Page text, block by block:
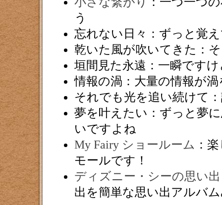
う
忘れない日々：ずっと覚
乾いた風が吹いてきた：
垣間見た永遠：一瞬です
情報の渦：大量の情報が
それでも光を追い続けて
夢を叶えたい：ずっと夢
いですよね
My Fairy ショールーム ：
モールです！
ディズニー・シーの思い出
出を簡単な思い出アルバ